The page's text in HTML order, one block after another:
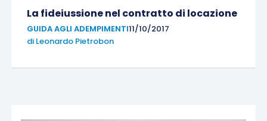
La fideiussione nel contratto di locazione
GUIDA AGLI ADEMPIMENTI11/10/2017
di Leonardo Pietrobon